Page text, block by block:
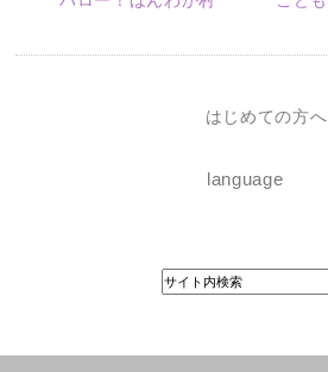
はじめての方へ
language